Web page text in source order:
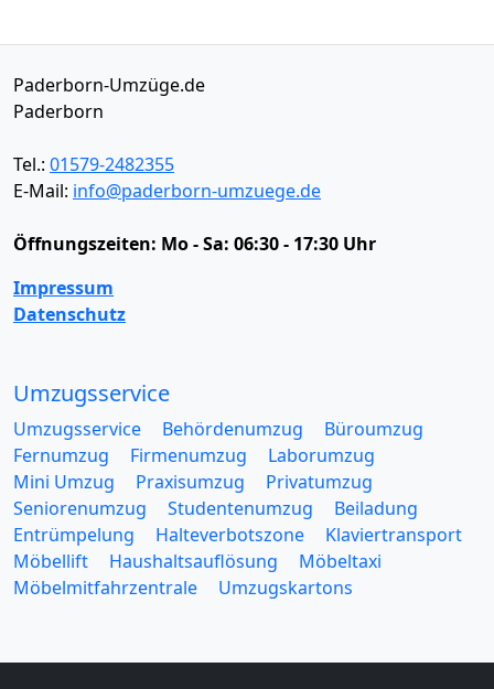
Paderborn-Umzüge.de
Paderborn
Tel.: 01579-2482355
E-Mail: info@paderborn-umzuege.de
Öffnungszeiten: Mo - Sa: 06:30 - 17:30 Uhr
Impressum
Datenschutz
Umzugsservice
Umzugsservice Behördenumzug
Büroumzug
Fernumzug
Firmenumzug
Laborumzug
Mini Umzug
Praxisumzug
Privatumzug
Seniorenumzug
Studentenumzug
Beiladung
Entrümpelung
Halteverbotszone
Klaviertransport
Möbellift
Haushaltsauflösung
Möbeltaxi
Möbelmitfahrzentrale
Umzugskartons